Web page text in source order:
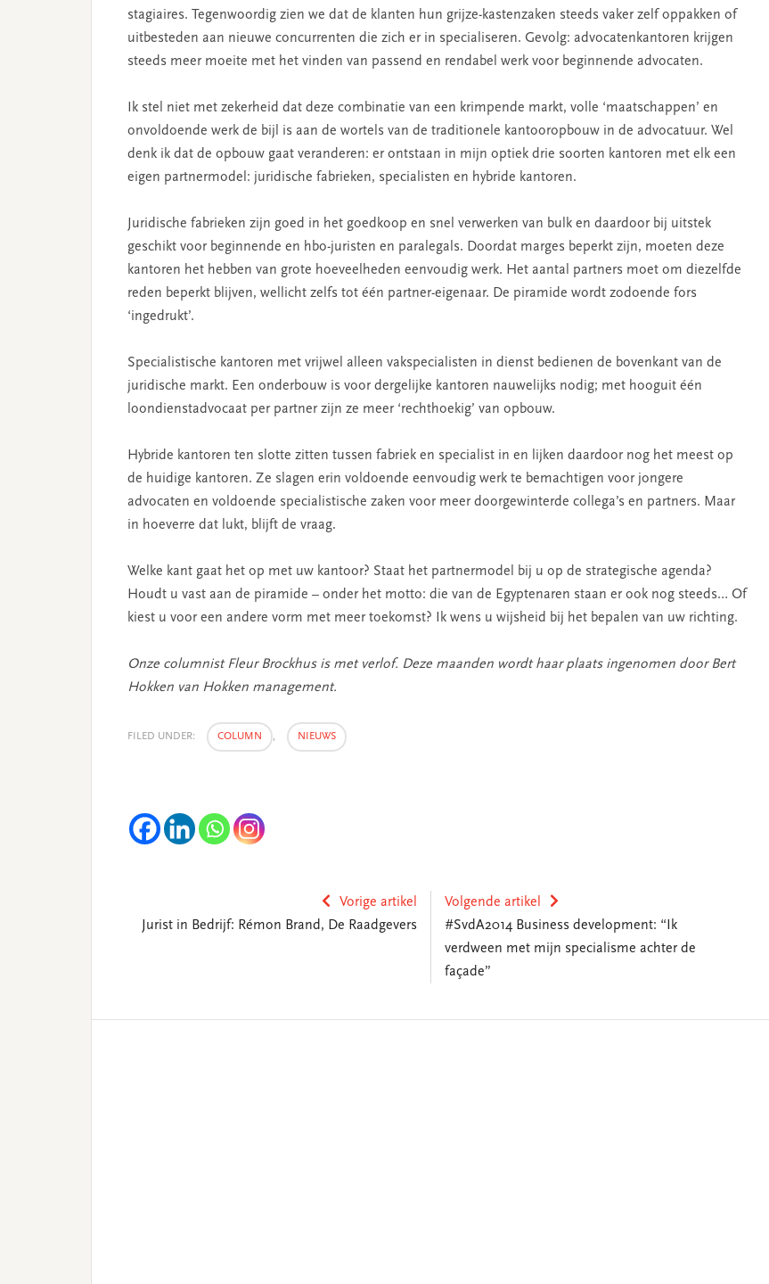
stagiaires. Tegenwoordig zien we dat de klanten hun grijze-kastenzaken steeds vaker zelf oppakken of
uitbesteden aan nieuwe concurrenten die zich er in specialiseren. Gevolg: advocatenkantoren krijgen
steeds meer moeite met het vinden van passend en rendabel werk voor beginnende advocaten.
Ik stel niet met zekerheid dat deze combinatie van een krimpende markt, volle ‘maatschappen’ en
onvoldoende werk de bijl is aan de wortels van de traditionele kantooropbouw in de advocatuur. Wel
denk ik dat de opbouw gaat veranderen: er ontstaan in mijn optiek drie soorten kantoren met elk een
eigen partnermodel: juridische fabrieken, specialisten en hybride kantoren.
Juridische fabrieken zijn goed in het goedkoop en snel verwerken van bulk en daardoor bij uitstek
geschikt voor beginnende en hbo-juristen en paralegals. Doordat marges beperkt zijn, moeten deze
kantoren het hebben van grote hoeveelheden eenvoudig werk. Het aantal partners moet om diezelfde
reden beperkt blijven, wellicht zelfs tot één partner-eigenaar. De piramide wordt zodoende fors
‘ingedrukt’.
Specialistische kantoren met vrijwel alleen vakspecialisten in dienst bedienen de bovenkant van de
juridische markt. Een onderbouw is voor dergelijke kantoren nauwelijks nodig; met hooguit één
loondienstadvocaat per partner zijn ze meer ‘rechthoekig’ van opbouw.
Hybride kantoren ten slotte zitten tussen fabriek en specialist in en lijken daardoor nog het meest op
de huidige kantoren. Ze slagen erin voldoende eenvoudig werk te bemachtigen voor jongere
advocaten en voldoende specialistische zaken voor meer doorgewinterde collega’s en partners. Maar
in hoeverre dat lukt, blijft de vraag.
Welke kant gaat het op met uw kantoor? Staat het partnermodel bij u op de strategische agenda?
Houdt u vast aan de piramide – onder het motto: die van de Egyptenaren staan er ook nog steeds… Of
kiest u voor een andere vorm met meer toekomst? Ik wens u wijsheid bij het bepalen van uw richting.
Onze columnist Fleur Brockhus is met verlof. Deze maanden wordt haar plaats ingenomen door Bert
Hokken van Hokken management.
FILED UNDER: COLUMN , NIEUWS
Vorige artikel
Jurist in Bedrijf: Rémon Brand, De Raadgevers
Volgende artikel
#SvdA2014 Business development: “Ik
verdween met mijn specialisme achter de
façade”